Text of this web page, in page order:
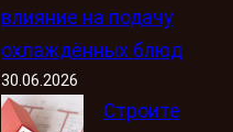
влияние на подачу
охлаждённых блюд
30.06.2026
Строите